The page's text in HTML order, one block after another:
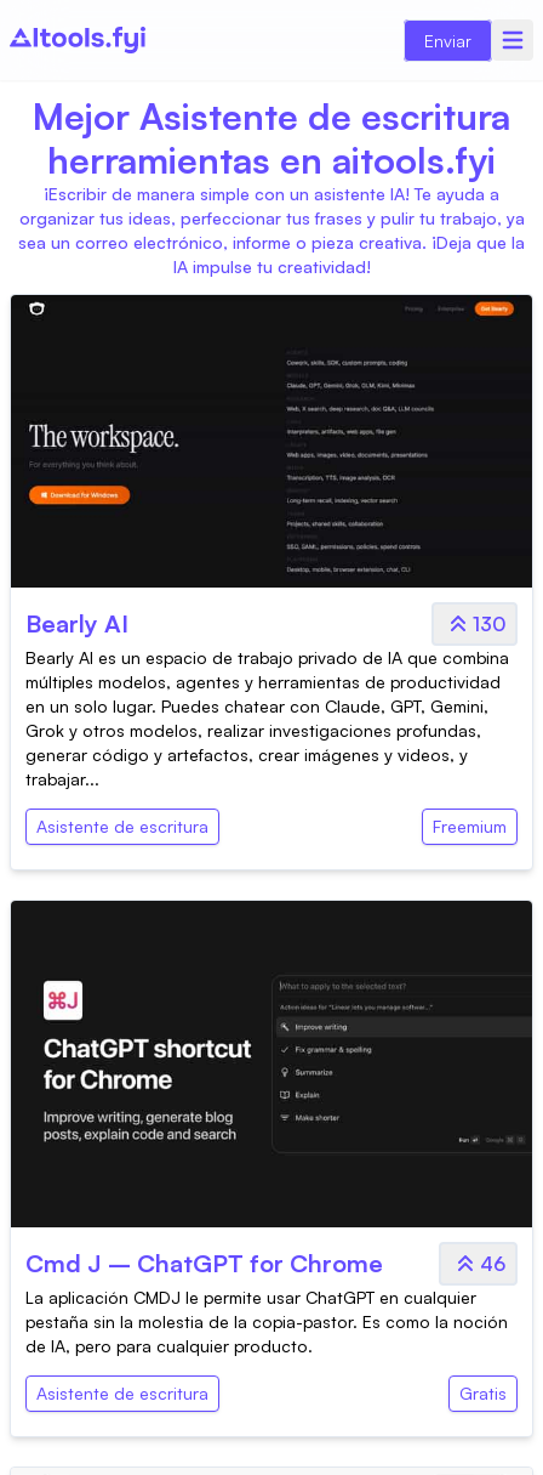
Enviar
Mejor Asistente de escritura
herramientas en aitools.fyi
¡Escribir de manera simple con un asistente IA! Te ayuda a
organizar tus ideas, perfeccionar tus frases y pulir tu trabajo, ya
sea un correo electrónico, informe o pieza creativa. ¡Deja que la
IA impulse tu creatividad!
Bearly AI 130
Bearly AI es un espacio de trabajo privado de IA que combina
múltiples modelos, agentes y herramientas de productividad
en un solo lugar. Puedes chatear con Claude, GPT, Gemini,
Grok y otros modelos, realizar investigaciones profundas,
generar código y artefactos, crear imágenes y videos, y
trabajar...
Asistente de escritura Freemium
Cmd J – ChatGPT for Chrome 46
La aplicación CMDJ le permite usar ChatGPT en cualquier
pestaña sin la molestia de la copia-pastor. Es como la noción
de IA, pero para cualquier producto.
Asistente de escritura Gratis